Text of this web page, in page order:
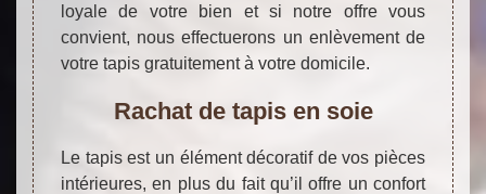
loyale de votre bien et si notre offre vous
convient, nous effectuerons un enlèvement de
votre tapis gratuitement à votre domicile.
Rachat de tapis en soie
Le tapis est un élément décoratif de vos pièces
intérieures, en plus du fait qu’il offre un confort